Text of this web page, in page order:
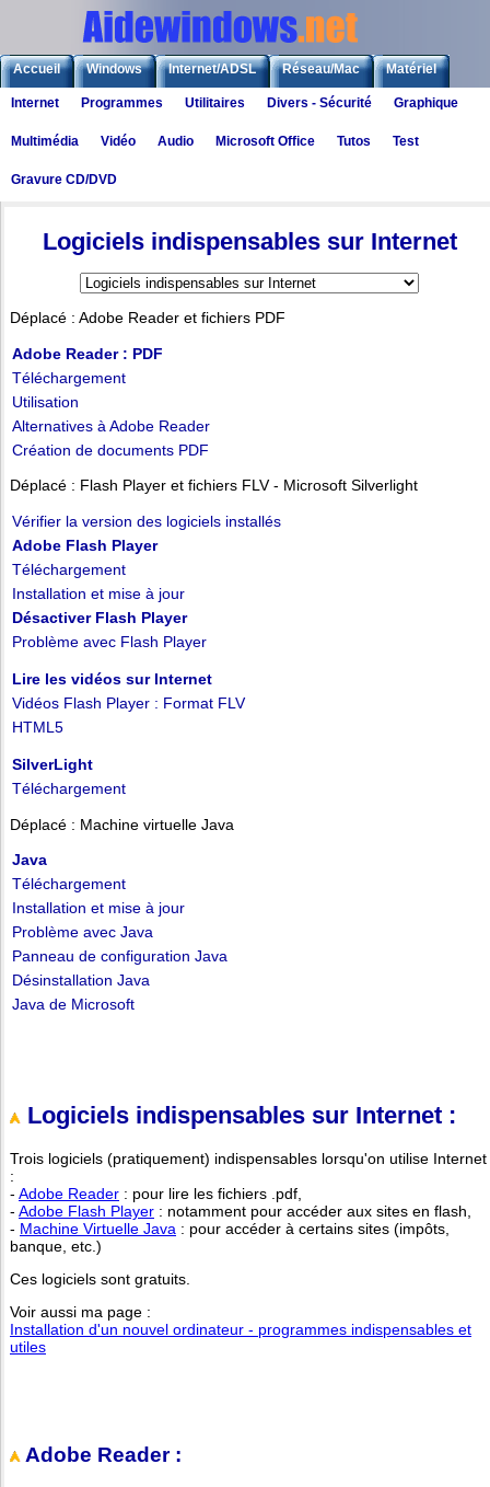
Accueil Windows Internet/ADSL Réseau/Mac Matériel
Logiciels Liens Jeux
Internet Programmes Utilitaires Divers - Sécurité Graphique
Multimédia Vidéo Audio Microsoft Office Tutos Test
Gravure CD/DVD
Logiciels indispensables sur Internet
Déplacé : Adobe Reader et fichiers PDF
Adobe Reader : PDF
Téléchargement
Utilisation
Alternatives à Adobe Reader
Création de documents PDF
Déplacé : Flash Player et fichiers FLV - Microsoft Silverlight
Vérifier la version des logiciels installés
Adobe Flash Player
Téléchargement
Installation et mise à jour
Désactiver Flash Player
Problème avec Flash Player
Lire les vidéos sur Internet
Vidéos Flash Player : Format FLV
HTML5
SilverLight
Téléchargement
Déplacé : Machine virtuelle Java
Java
Téléchargement
Installation et mise à jour
Problème avec Java
Panneau de configuration Java
Désinstallation Java
Java de Microsoft
Logiciels indispensables sur Internet :
Trois logiciels (pratiquement) indispensables lorsqu'on utilise Internet
:
- Adobe Reader : pour lire les fichiers .pdf,
- Adobe Flash Player : notamment pour accéder aux sites en flash,
- Machine Virtuelle Java : pour accéder à certains sites (impôts,
banque, etc.)
Ces logiciels sont gratuits.
Voir aussi ma page :
Installation d'un nouvel ordinateur - programmes indispensables et
utiles
Adobe Reader :